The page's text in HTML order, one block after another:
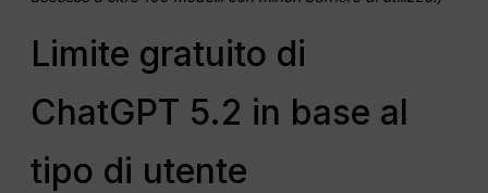
Limite gratuito di
ChatGPT 5.2 in base al
tipo di utente